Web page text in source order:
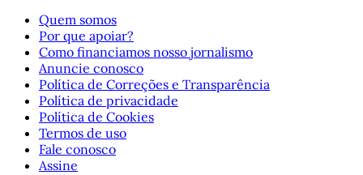
Quem somos
Por que apoiar?
Como financiamos nosso jornalismo
Anuncie conosco
Política de Correções e Transparência
Política de privacidade
Política de Cookies
Termos de uso
Fale conosco
Assine